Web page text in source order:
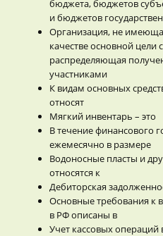
бюджета, бюджетов
и бюджетов
Организация, не
качестве основной цели
распределяющая
участниками
К видам основных
относят
Мягкий инвентарь – это
В течение финансового
ежемесячно в размере
Водоносные пласты и
относятся к
Дебиторская
Основные требования к
в РФ описаны в
Учет кассовых операций